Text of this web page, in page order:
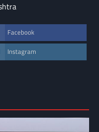
Facebook
Instagram